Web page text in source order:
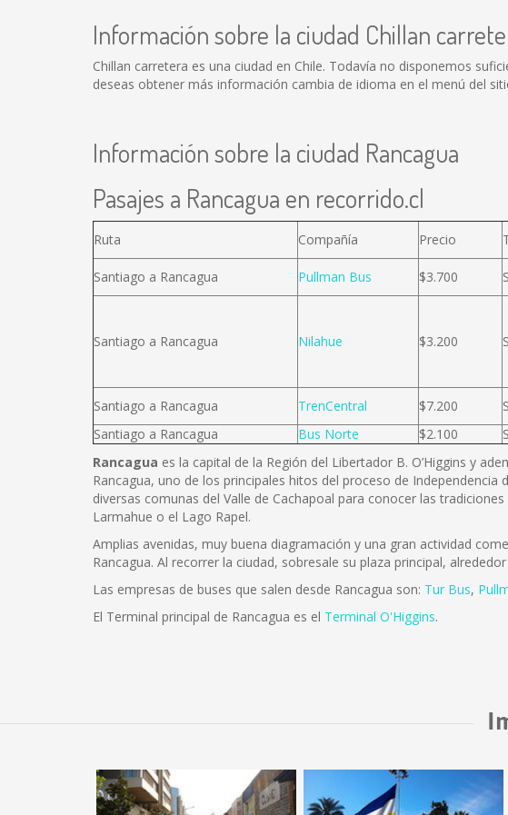
Información sobre la ciudad Chillan
Chillan carretera es una ciudad en Chile. Todavía no disponemos
deseas obtener más información cambia de idioma en el menú del
Información sobre la ciudad Rancagua
Pasajes a Rancagua en recorrido.cl
Ruta Compañía Precio
Santiago a Rancagua Pullman Bus $3.700
Santiago a Rancagua Nilahue $3.200
Santiago a Rancagua TrenCentral $7.200
Santiago a Rancagua
Bus Norte $2.100
Rancagua es la capital de la Región del Libertador B. O’Higgins y
Rancagua, uno de los principales hitos del proceso de
diversas comunas del Valle de Cachapoal para conocer las
Larmahue o el Lago Rapel.
Amplias avenidas, muy buena diagramación y una gran actividad
Rancagua. Al recorrer la ciudad, sobresale su plaza principal,
Las empresas de buses que salen desde Rancagua son: Tur Bus,
El Terminal principal de Rancagua es el Terminal O'Higgins.